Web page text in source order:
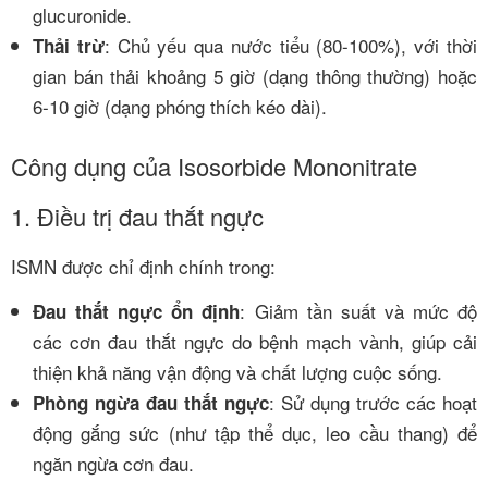
glucuronide.
Thải trừ: Chủ yếu qua nước tiểu (80-100%), với thời
gian bán thải khoảng 5 giờ (dạng thông thường) hoặc
6-10 giờ (dạng phóng thích kéo dài).
Công dụng của Isosorbide Mononitrate
1. Điều trị đau thắt ngực
ISMN được chỉ định chính trong:
Đau thắt ngực ổn định: Giảm tần suất và mức độ
các cơn đau thắt ngực do bệnh mạch vành, giúp cải
thiện khả năng vận động và chất lượng cuộc sống.
Phòng ngừa đau thắt ngực: Sử dụng trước các hoạt
động gắng sức (như tập thể dục, leo cầu thang) để
ngăn ngừa cơn đau.